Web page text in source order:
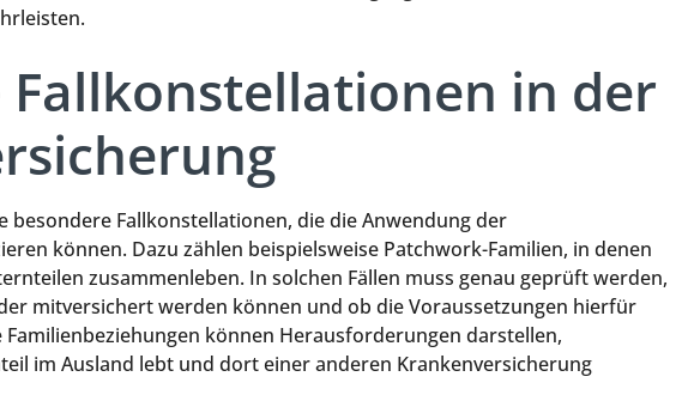
Fallkonstellationen in der
besondere Fallkonstellationen, die die Anwendung der
können. Dazu zählen beispielsweise Patchwork-Familien, in denen
zusammenleben. In solchen Fällen muss genau geprüft werden,
mitversichert werden können und ob die Voraussetzungen hierfür
können Herausforderungen darstellen,
im Ausland lebt und dort einer anderen Krankenversicherung